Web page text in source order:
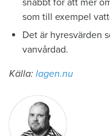
som till exempel
Det är hyresvärden
vanvårdad.
Källa: lagen.nu